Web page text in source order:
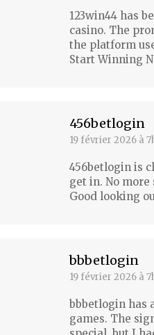
:
123win44 has
casino. The
the platform
Start Winning
456betlogin
dit
:
19 février 2026 à
456betlogin is
get in. No
Good looking
bbbetlogin
dit
:
19 février 2026 à
bbbetlogin has
games. The